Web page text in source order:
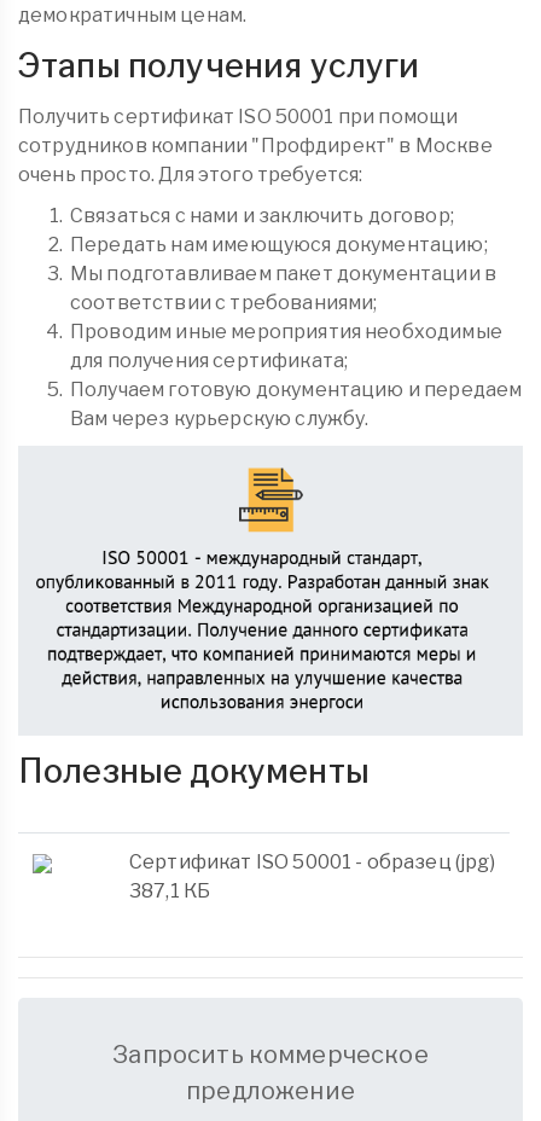
демократичным ценам.
Этапы получения услуги
Получить сертификат ISO 50001 при помощи
сотрудников компании "Профдирект" в Москве
очень просто. Для этого требуется:
Связаться с нами и заключить договор;
Передать нам имеющуюся документацию;
Мы подготавливаем пакет документации в
соответствии с требованиями;
Проводим иные мероприятия необходимые
для получения сертификата;
Получаем готовую документацию и передаем
Вам через курьерскую службу.
Полезные документы
Сертификат ISO 50001 - образец (jpg)
387,1 КБ
Запросить коммерческое
предложение